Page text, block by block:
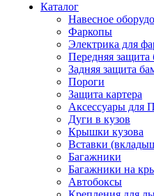
Каталог
Навесное
Фаркопы
Электрика для
Передняя защита
Задняя защита
Пороги
Защита картера
Аксессуары
Дуги в кузов
Крышки кузова
Вставки
Багажники
Багажники на
Автобоксы